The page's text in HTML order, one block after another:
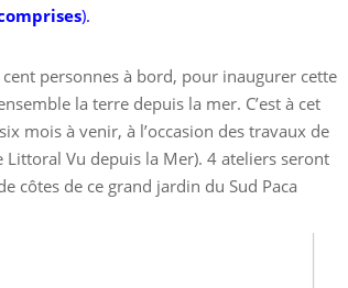
).
personnes à bord, pour inaugurer cette
la terre depuis la mer. C’est à cet
mois à venir, à l’occasion des travaux de
Littoral Vu depuis la Mer). 4 ateliers seront
côtes de ce grand jardin du Sud Paca